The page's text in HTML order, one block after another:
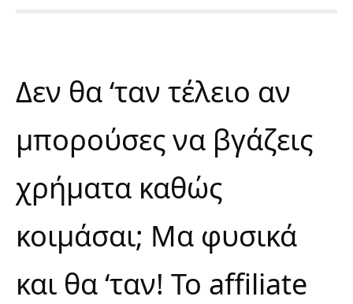
Δεν θα ‘ταν τέλειο αν
μπορούσες να βγάζεις
χρήματα καθώς
κοιμάσαι; Μα φυσικά
και θα ‘ταν! Το affiliate